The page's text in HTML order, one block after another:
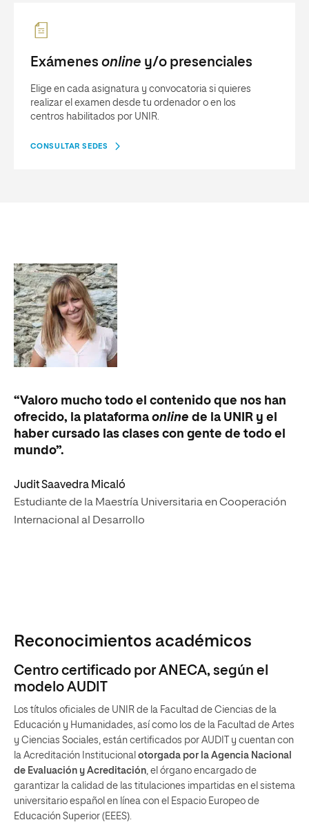
Exámenes online y/o presenciales
Elige en cada asignatura y convocatoria si quieres
realizar el examen desde tu ordenador o en los
centros habilitados por UNIR.
CONSULTAR SEDES
“Valoro mucho todo el contenido que nos han
ofrecido, la plataforma online de la UNIR y el
haber cursado las clases con gente de todo el
mundo”.
Judit Saavedra Micaló
Estudiante de la Maestría Universitaria en Cooperación
Internacional al Desarrollo
Reconocimientos académicos
Centro certificado por ANECA, según el
modelo AUDIT
Los títulos oficiales de UNIR de la Facultad de Ciencias de la
Educación y Humanidades, así como los de la Facultad de Artes
y Ciencias Sociales, están certificados por AUDIT y cuentan con
la Acreditación Institucional otorgada por la Agencia Nacional
de Evaluación y Acreditación, el órgano encargado de
garantizar la calidad de las titulaciones impartidas en el sistema
universitario español en línea con el Espacio Europeo de
Educación Superior (EEES).